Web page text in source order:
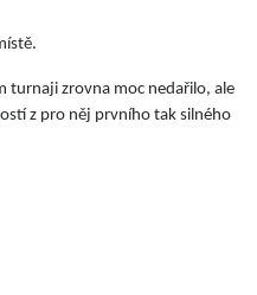
zrovna moc nedařilo, ale
z pro něj prvního tak silného